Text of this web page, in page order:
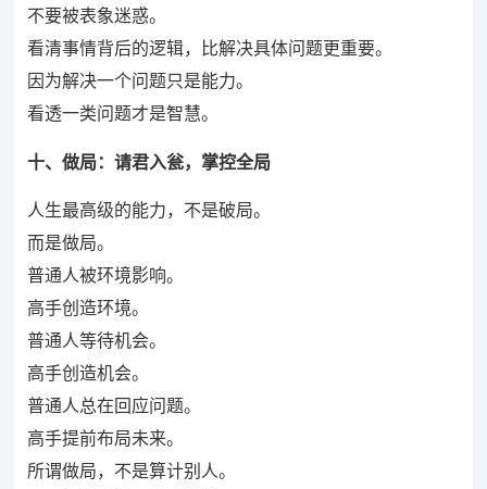
不要被表象迷惑。
看清事情背后的逻辑，比解决具体问题更重要。
因为解决一个问题只是能力。
看透一类问题才是智慧。
十、做局：请君入瓮，掌控全局
人生最高级的能力，不是破局。
而是做局。
普通人被环境影响。
高手创造环境。
普通人等待机会。
高手创造机会。
普通人总在回应问题。
高手提前布局未来。
所谓做局，不是算计别人。